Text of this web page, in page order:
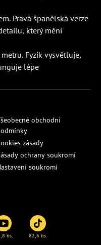
Pravá španělská verze
který mění
Fyzik vysvětluje,
lépe
obchodní
zásady
ochrany soukromí
soukromí
tis. 82,6 tis.